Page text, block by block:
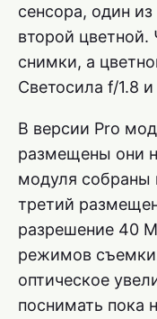
сенсора, один
второй
снимки, а
Светосила f/1.8
В версии Pro
размещены они
модуля собраны
третий
разрешение 40
режимов
оптическое
поснимать пока